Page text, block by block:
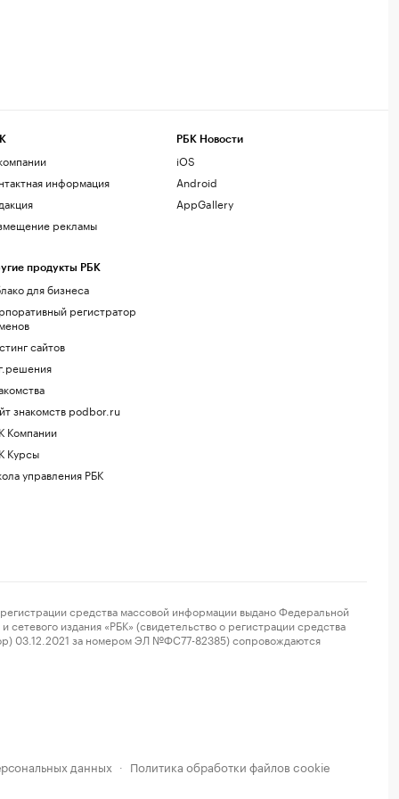
информация
рекламы
продукты РБК
для бизнеса
регистратор
сайтов
знакомств podbor.ru
Компании
Курсы
управления РБК
РБК Новости
iOS
Android
AppGallery
средства массовой информации выдано Федеральной
издания «РБК» (свидетельство о регистрации средства
03.12.2021 за номером ЭЛ №ФС77-82385) сопровождаются
данных · Политика обработки файлов cookie